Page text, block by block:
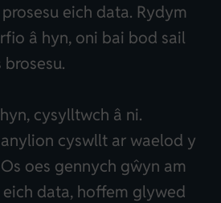
eich data. Rydym
â hyn, oni bai bod sail
cysylltwch â ni.
cyswllt ar waelod y
oes gennych gŵyn am
data, hoffem glywed